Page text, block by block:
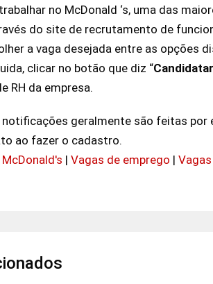
no McDonald ‘s, uma das
do site de recrutamento de
a vaga desejada entre as opções
clicar no botão que diz “
RH da empresa.
notificações geralmente são feitas
ao fazer o cadastro.
| Vagas de emprego |